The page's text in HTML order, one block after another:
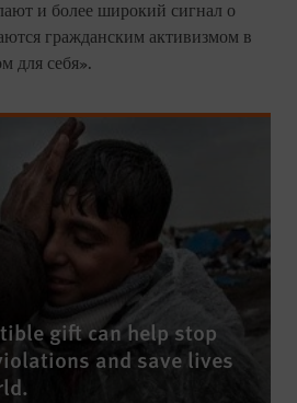
и более широкий сигнал о
гражданским активизмом в
для себя».
gift can help stop
and save lives